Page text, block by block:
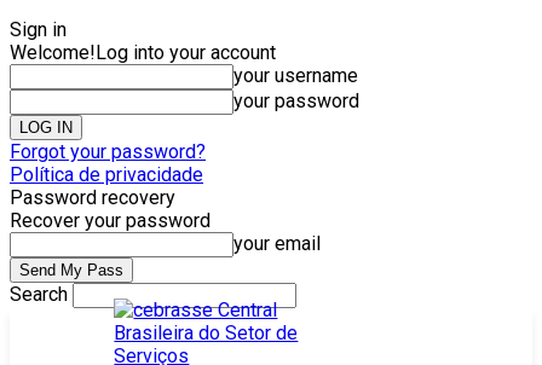
Sign in
Welcome!Log into your account
your username
your password
Forgot your password?
Política de privacidade
Password recovery
Recover your password
your email
Search